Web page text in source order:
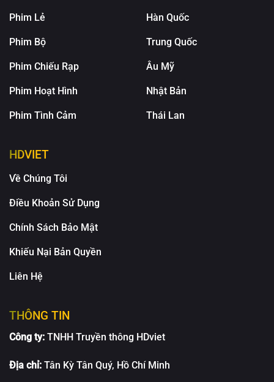
Phim Lẻ
Phim Bộ
Phim Chiếu Rạp
Phim Hoạt Hình
Phim Tình Cảm
Hàn Quốc
Trung Quốc
Âu Mỹ
Nhật Bản
Thái Lan
HDVIET
Về Chúng Tôi
Điều Khoản Sử Dụng
Chính Sách Bảo Mật
Khiếu Nại Bản Quyền
Liên Hệ
THÔNG TIN
Công ty: TNHH Truyền thông HDviet
Địa chỉ: Tân Kỳ Tân Quý, Hồ Chí Minh